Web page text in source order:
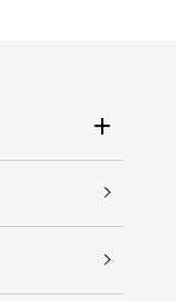
ァイア末、
タノール
な異常が現れ
入らないように
洗い流してく
日光
場所を避けて